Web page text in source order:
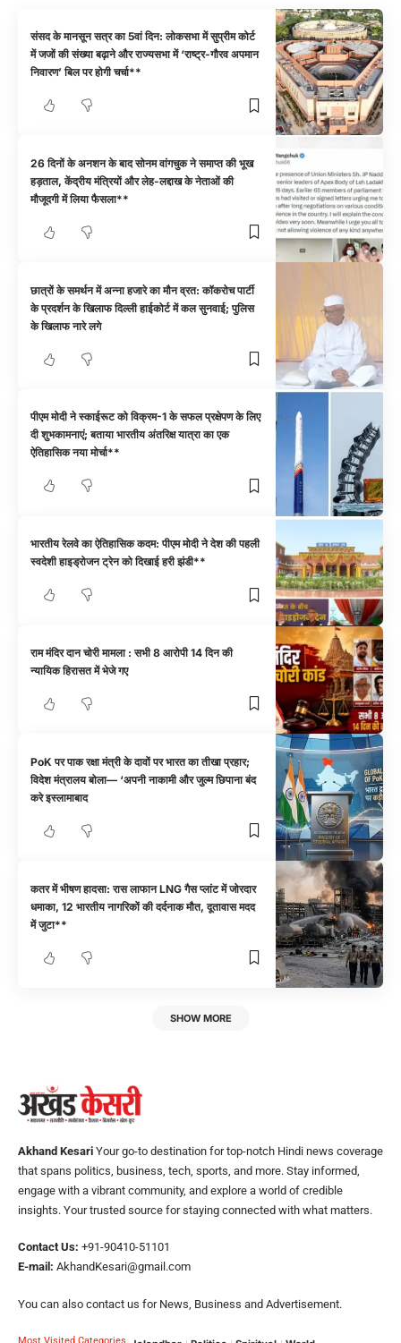
संसद के मानसून सत्र का 5वां दिन: लोकसभा में सुप्रीम कोर्ट
में जजों की संख्या बढ़ाने और राज्यसभा में ‘राष्ट्र-गौरव अपमान
निवारण’ बिल पर होगी चर्चा**
26 दिनों के अनशन के बाद सोनम वांगचुक ने समाप्त की भूख
हड़ताल, केंद्रीय मंत्रियों और लेह-लद्दाख के नेताओं की
मौजूदगी में लिया फैसला**
छात्रों के समर्थन में अन्ना हजारे का मौन व्रत: कॉकरोच पार्टी
के प्रदर्शन के खिलाफ दिल्ली हाईकोर्ट में कल सुनवाई; पुलिस
के खिलाफ नारे लगे
पीएम मोदी ने स्काईरूट को विक्रम-1 के सफल प्रक्षेपण के लिए
दी शुभकामनाएं; बताया भारतीय अंतरिक्ष यात्रा का एक
ऐतिहासिक नया मोर्चा**
भारतीय रेलवे का ऐतिहासिक कदम: पीएम मोदी ने देश की पहली
स्वदेशी हाइड्रोजन ट्रेन को दिखाई हरी झंडी**
राम मंदिर दान चोरी मामला : सभी 8 आरोपी 14 दिन की
न्यायिक हिरासत में भेजे गए
PoK पर पाक रक्षा मंत्री के दावों पर भारत का तीखा प्रहार;
विदेश मंत्रालय बोला— ‘अपनी नाकामी और जुल्म छिपाना बंद
करे इस्लामाबाद
कतर में भीषण हादसा: रास लाफान LNG गैस प्लांट में जोरदार
धमाका, 12 भारतीय नागरिकों की दर्दनाक मौत, दूतावास मदद
में जुटा**
SHOW MORE
Akhand Kesari Your go-to destination for top-notch Hindi news coverage
that spans politics, business, tech, sports, and more. Stay informed,
engage with a vibrant community, and explore a world of credible
insights. Your trusted source for staying connected with what matters.
Contact Us: +91-90410-51101
E-mail: AkhandKesari@gmail.com
You can also contact us for News, Business and Advertisement.
Most Visited Categories